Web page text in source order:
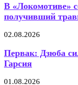
В «Локомотиве»
получивший
02.08.2026
Первак: Дзюба
Гарсия
01.08.2026